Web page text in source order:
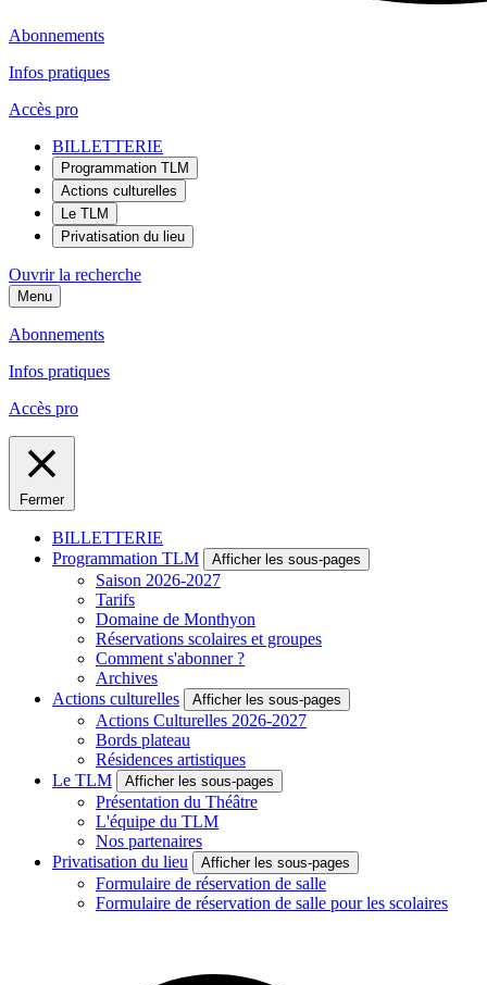
Abonnements
Infos pratiques
Accès pro
BILLETTERIE
Programmation TLM
Actions culturelles
Le TLM
Privatisation du lieu
Ouvrir la recherche
Menu
Abonnements
Infos pratiques
Accès pro
Fermer
BILLETTERIE
Programmation TLM
Afficher les sous-pages
Saison 2026-2027
Tarifs
Domaine de Monthyon
Réservations scolaires et groupes
Comment s'abonner ?
Archives
Actions culturelles
Afficher les sous-pages
Actions Culturelles 2026-2027
Bords plateau
Résidences artistiques
Le TLM
Afficher les sous-pages
Présentation du Théâtre
L'équipe du TLM
Nos partenaires
Privatisation du lieu
Afficher les sous-pages
Formulaire de réservation de salle
Formulaire de réservation de salle pour les scolaires